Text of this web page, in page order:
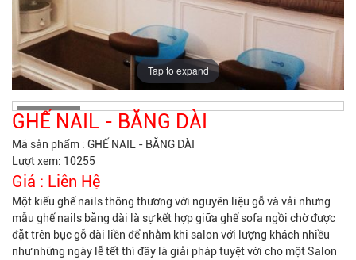
Tap to expand
GHẾ NAIL - BĂNG DÀI
Mã sản phẩm : GHẾ NAIL - BĂNG DÀI
Lượt xem: 10255
Giá : Liên Hệ
Một kiểu ghế nails thông thương với nguyên liệu gỗ và vải nhưng
mẫu ghế nails băng dài là sự kết hợp giữa ghế sofa ngồi chờ được
đặt trên bục gỗ dài liền để nhằm khi salon với lượng khách nhiều
như những ngày lễ tết thì đây là giải pháp tuyệt vời cho một Salon